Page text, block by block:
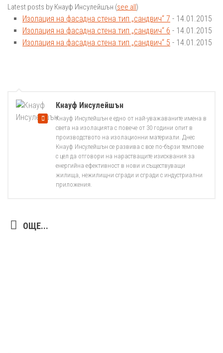
Latest posts by Кнауф Инсулейшън (see all)
Изолация на фасадна стена тип „сандвич“ 7 - 14.01.2015
Изолация на фасадна стена тип „сандвич“ 6 - 14.01.2015
Изолация на фасадна стена тип „сандвич“ 5 - 14.01.2015
Кнауф Инсулейшън
Кнауф Инсулейшън е едно от най-уважаваните имена в
света на изолацията с повече от 30 години опит в
производството на изолационни материали. Днес
Кнауф Инсулейшън се развива с все по-бързи темпове
с цел да отговори на нарастващите изисквания за
енергийна ефективност в нови и съществуващи
жилища, нежилищни сгради и сгради с индустриални
приложения.
ОЩЕ...